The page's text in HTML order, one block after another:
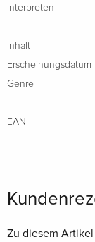
Interpreten
Inhalt
Erscheinungsdatum
Genre
EAN
Zu diesem